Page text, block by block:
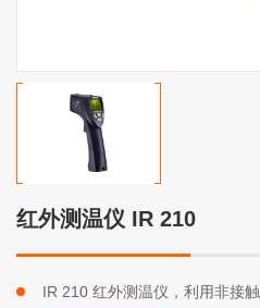
红外测温仪 IR 210
IR 210 红外测温仪，利用非接